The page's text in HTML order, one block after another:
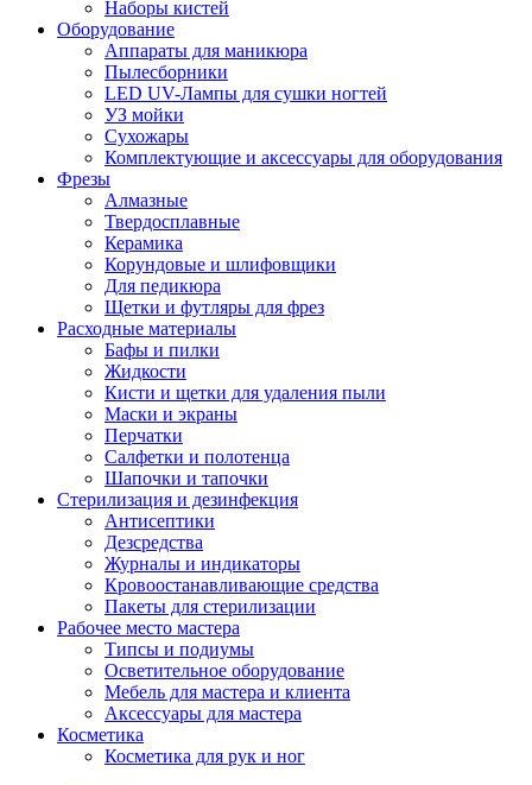
Наборы кистей
Оборудование
Аппараты для маникюра
Пылесборники
LED UV-Лампы для сушки ногтей
УЗ мойки
Сухожары
Комплектующие и аксессуары для оборудования
Фрезы
Алмазные
Твердосплавные
Керамика
Корундовые и шлифовщики
Для педикюра
Щетки и футляры для фрез
Расходные материалы
Бафы и пилки
Жидкости
Кисти и щетки для удаления пыли
Маски и экраны
Перчатки
Салфетки и полотенца
Шапочки и тапочки
Стерилизация и дезинфекция
Антисептики
Дезсредства
Журналы и индикаторы
Кровоостанавливающие средства
Пакеты для стерилизации
Рабочее место мастера
Типсы и подиумы
Осветительное оборудование
Мебель для мастера и клиента
Аксессуары для мастера
Косметика
Косметика для рук и ног